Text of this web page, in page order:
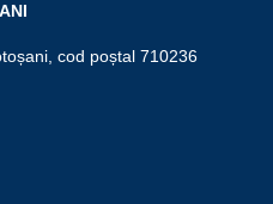
cod poștal 710236